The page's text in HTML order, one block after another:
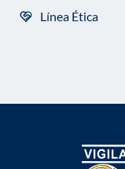
Línea Ética